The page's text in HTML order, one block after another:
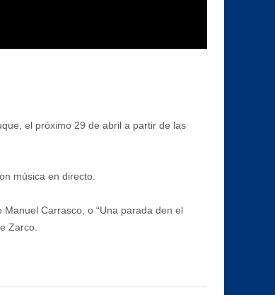
el próximo 29 de abril a partir de las
música en directo.
Carrasco, o “Una parada den el
Zarco.